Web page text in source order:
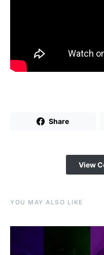
Share
View
YOU MAY ALSO LIKE